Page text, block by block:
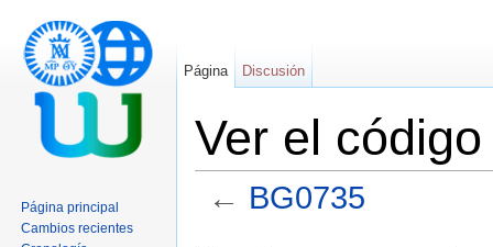
Ver el
← BG0735
Página Discusión
Página principal
Cambios recientes